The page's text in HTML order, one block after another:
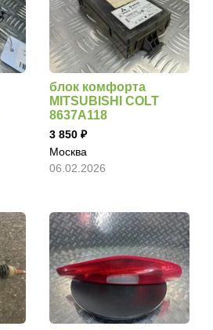
блок комфорта
MITSUBISHI COLT
8637A118
3 850
Москва
06.02.2026